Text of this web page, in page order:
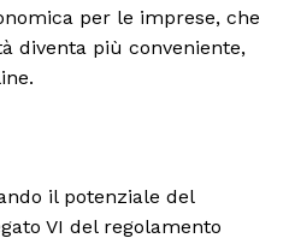
per le imprese, che
diventa più conveniente,
il potenziale del
VI del regolamento